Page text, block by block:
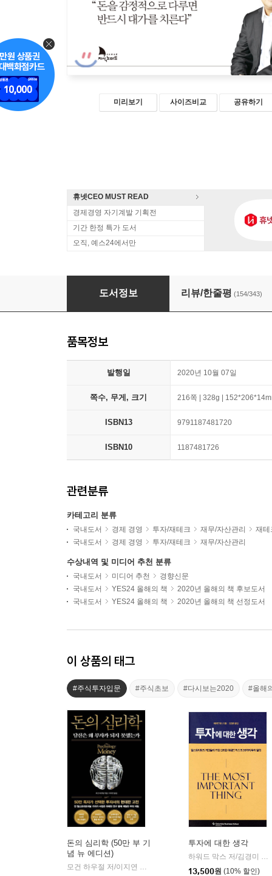
미리보기 사이즈비교 공유하기
휴넷CEO MUST READ
경제경영 자기계발 기획전
기간 한정 특가 도서
오직, 예스24에서만
존리의 부자되기 습관
도서정보 리뷰/한줄평 (154/343)
품목정보
발행일 2020년 10월 07일
쪽수, 무게, 크기 216쪽 | 328g |
ISBN13 9791187481720
ISBN10 1187481726
관련분류
카테고리 분류
국내도서 경제 경영 투자/재테크 재무/자산관리
재테
국내도서
경제 경영 투자/재테크 재무/자산관리
수상내역 및 미디어 추천 분류
국내도서 미디어 추천
경향신문
국내도서
YES24 올해의 책
2020년 올해의 책 후보도서
국내도서
YES24 올해의 책 2020년 올해의 책 선정도서
이 상품의 태그
#주식투자입문 #주식초보 #다시보는2020 #올해
돈의 심리학 (50만 부 기
념 뉴 에디션)
모건 하우절 저/이지연 역
투자에 대한 생각
하워드 막스 저/김경미 역
13,500원 (10% 할인)